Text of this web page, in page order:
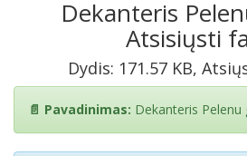
Dekanteris
Atsisiųsti
Dydis: 171.57 KB,
📄 Pavadinimas: Dekanteris Pelenu